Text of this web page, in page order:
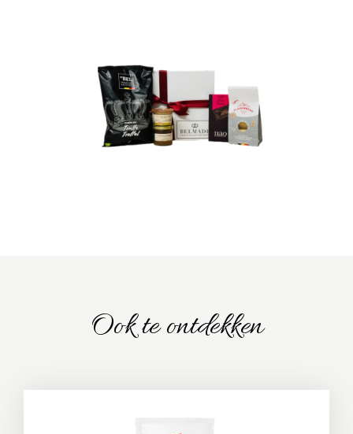
Ook te ontdekken